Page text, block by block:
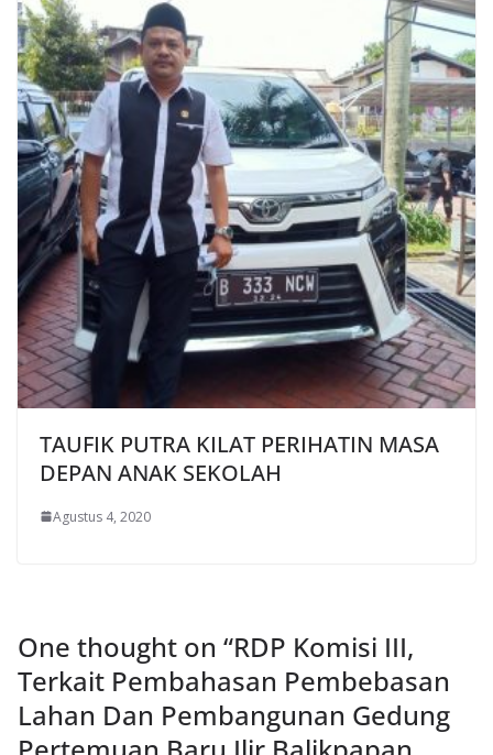
TAUFIK PUTRA KILAT PERIHATIN MASA
DEPAN ANAK SEKOLAH
Agustus 4, 2020
One thought on “RDP Komisi III,
Terkait Pembahasan Pembebasan
Lahan Dan Pembangunan Gedung